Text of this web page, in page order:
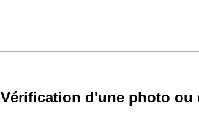
Vérification d'une photo ou